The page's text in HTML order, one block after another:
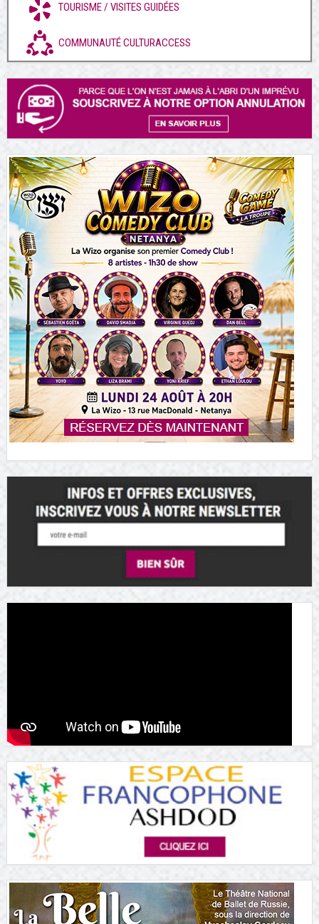
TOURISME / VISITES GUIDÉES
COMMUNAUTÉ CULTURACCESS